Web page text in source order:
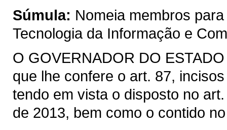
Súmula: Nomeia membros
Tecnologia da Informação e
O GOVERNADOR DO
que lhe confere o art. 87,
tendo em vista o disposto no
de 2013, bem como o contido